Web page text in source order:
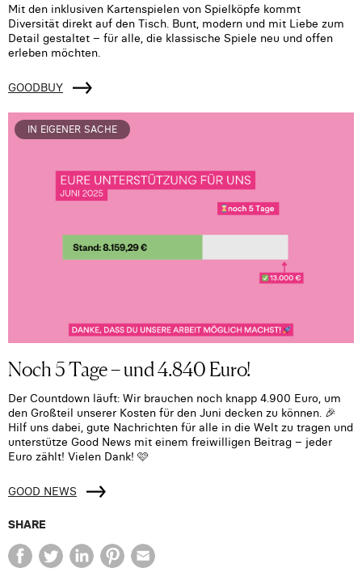
Mit den inklusiven Kartenspielen von Spielköpfe kommt
Diversität direkt auf den Tisch. Bunt, modern und mit Liebe zum
Detail gestaltet – für alle, die klassische Spiele neu und offen
erleben möchten.
GOODBUY
IN EIGENER SACHE
Noch 5 Tage – und 4.840 Euro!
Der Countdown läuft: Wir brauchen noch knapp 4.900 Euro, um
den Großteil unserer Kosten für den Juni decken zu können. 🎉
Hilf uns dabei, gute Nachrichten für alle in die Welt zu tragen und
unterstütze Good News mit einem freiwilligen Beitrag – jeder
Euro zählt! Vielen Dank! 🩷
GOOD NEWS
SHARE